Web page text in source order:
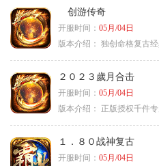
创游传奇
开服时间： 05月/04日
版本介绍： 独创命格复古
２０２３歲月合击
开服时间： 05月/04日
版本介绍：
正版授权千件
１．８０战神复古
开服时间： 05月/04日